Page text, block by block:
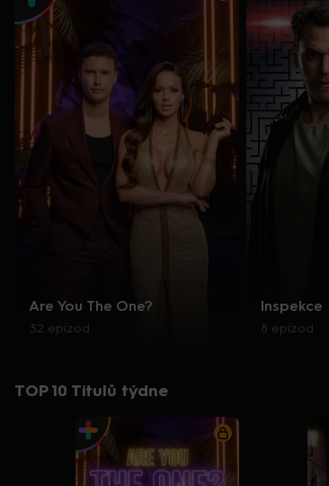
Are You The One?
32 epizod
Inspekce
8 epizod
TOP 10 Titulů týdne